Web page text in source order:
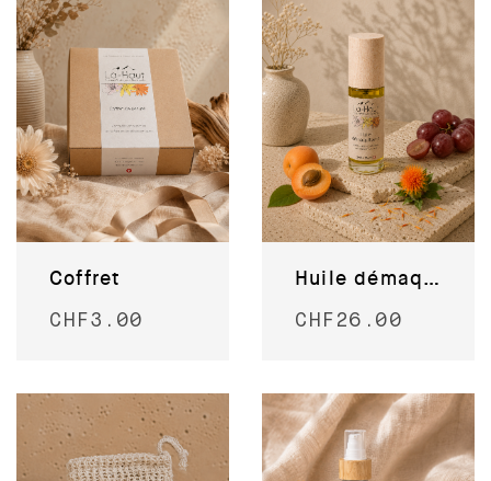
Coffret
CHF 3.00
Huile démaquillante
CHF 26.00